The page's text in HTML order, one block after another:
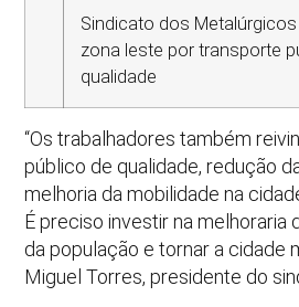
Sindicato dos
zona leste por transporte
qualidade
“Os trabalhadores também
público de qualidade, redução
melhoria da mobilidade na
É preciso investir na melhoraria
da população e tornar a cidade
Miguel Torres, presidente do